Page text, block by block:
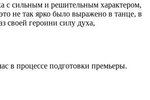
с сильным и решительным характером,
не так ярко было выражено в танце, в
своей героини силу духа,
в процессе подготовки премьеры.